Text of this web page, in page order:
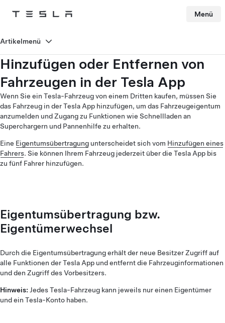
Tesla Menü
Hinzufügen oder Entfernen von
Fahrzeugen in der Tesla App
Wenn Sie ein Tesla-Fahrzeug von einem Dritten kaufen, müssen Sie
das Fahrzeug in der Tesla App hinzufügen, um das Fahrzeugeigentum
anzumelden und Zugang zu Funktionen wie Schnellladen an
Superchargern und Pannenhilfe zu erhalten.
Eine Eigentumsübertragung unterscheidet sich vom Hinzufügen eines
Fahrers. Sie können Ihrem Fahrzeug jederzeit über die Tesla App bis
zu fünf Fahrer hinzufügen.
Eigentumsübertragung bzw.
Eigentümerwechsel
Durch die Eigentumsübertragung erhält der neue Besitzer Zugriff auf
alle Funktionen der Tesla App und entfernt die Fahrzeuginformationen
und den Zugriff des Vorbesitzers.
Hinweis: Jedes Tesla-Fahrzeug kann jeweils nur einen Eigentümer
und ein Tesla-Konto haben.
Artikelmenü